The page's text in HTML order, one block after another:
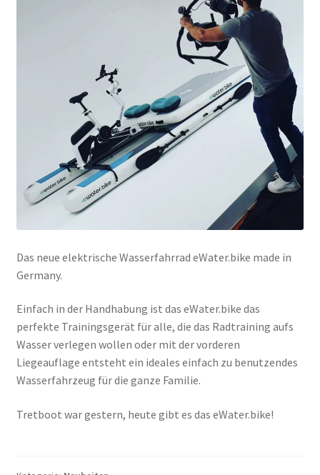
Das neue elektrische Wasserfahrrad eWater.bike made in
Germany.
Einfach in der Handhabung ist das eWater.bike das
perfekte Trainingsgerät für alle, die das Radtraining aufs
Wasser verlegen wollen oder mit der vorderen
Liegeauflage entsteht ein ideales einfach zu benutzendes
Wasserfahrzeug für die ganze Familie.
Tretboot war gestern, heute gibt es das eWater.bike!